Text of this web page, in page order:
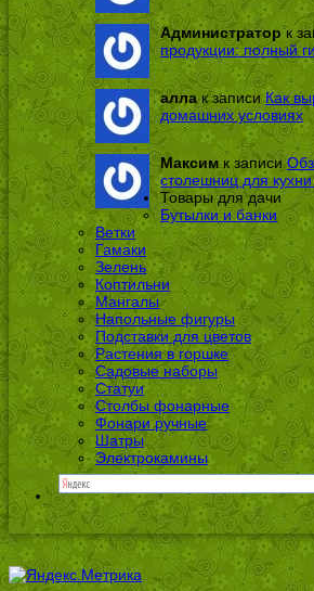
Администраторк
продукции: полный
алла к записи Как
домашних условиях
Максим к записи
столешниц для
Товары для дачи
Бутылки и банки
Ветки
Гамаки
Зелень
Коптильни
Мангалы
Напольные фигуры
Подставки для цветов
Растения в горшке
Садовые наборы
Статуи
Столбы фонарные
Фонари ручные
Шатры
Электрокамины